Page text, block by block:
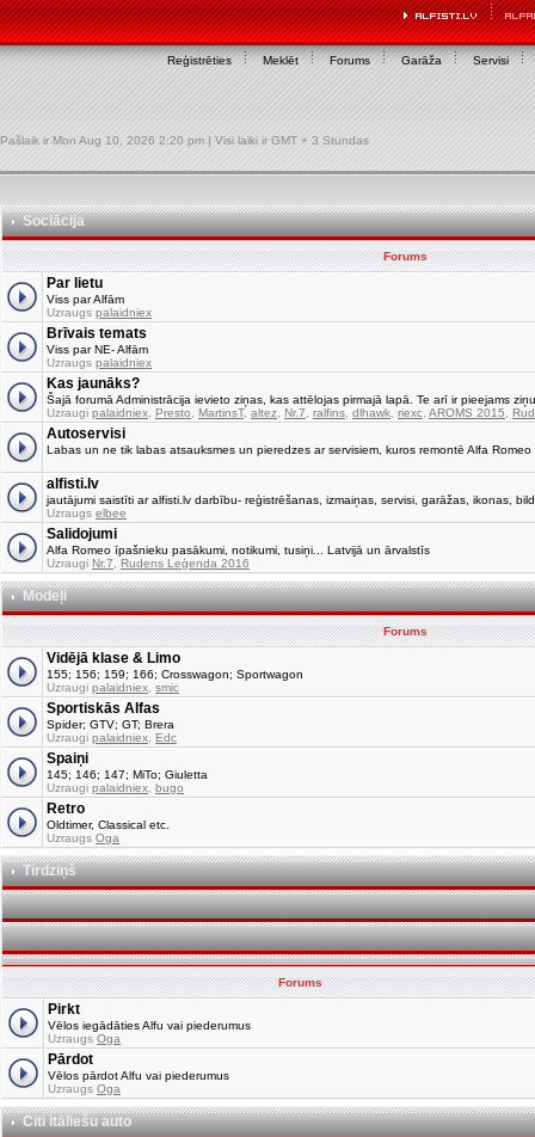
Reģistrēties Meklēt Forums Garāža Servisi
Pašlaik ir Mon Aug 10, 2026 2:20 pm | Visi laiki ir GMT + 3 Stundas
Sociācija
Forums
Par lietu
Viss par Alfām
Uzraugs palaidniex
Brīvais temats
Viss par NE- Alfām
Uzraugs palaidniex
Kas jaunāks?
Šajā forumā Administrācija ievieto ziņas, kas attēlojas pirmajā lapā. Te arī ir pieejams
Uzraugi palaidniex Presto MartinsT, altez Nr.7 ralfins dlhawk riexc AROMS 2015
Autoservisi
Labas un ne tik labas atsauksmes un pieredzes ar servisiem, kuros remontē Alfa Romeo
alfisti.lv
jautājumi saistīti ar alfisti.lv darbību- reģistrēšanas, izmaiņas, servisi, garāžas, ikonas,
Uzraugs elbee
Salidojumi
Alfa Romeo īpašnieku pasākumi, notikumi, tusiņi... Latvijā un ārvalstīs
Uzraugi Nr.7 Rudens Leģenda 2016
Modeļi
Forums
Vidējā klase & Limo
155; 156; 159; 166; Crosswagon; Sportwagon
Uzraugi palaidniex smic
Sportiskās Alfas
Spider; GTV; GT; Brera
Uzraugi palaidniex Edc
Spaiņi
145; 146; 147; MiTo; Giuletta
Uzraugi palaidniex bugo
Retro
Oldtimer, Classical etc.
Uzraugs Oga
Tirdziņš
Forums
Pirkt
Vēlos iegādāties Alfu vai piederumus
Uzraugs Oga
Pārdot
Vēlos pārdot Alfu vai piederumus
Uzraugs Oga
Citi itāliešu auto